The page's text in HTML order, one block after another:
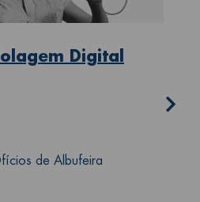
Digital
de Albufeira